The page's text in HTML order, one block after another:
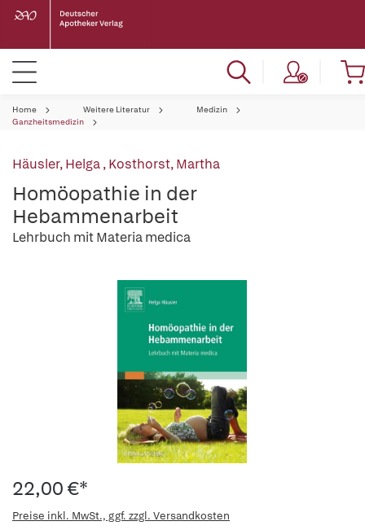
Home Weitere Literatur
Medizin
Ganzheitsmedizin
Häusler, Helga,Kosthorst, Martha
Homöopathie in der
Hebammenarbeit
Lehrbuch mit Materia medica
22,00 €*
Preise inkl. MwSt., ggf. zzgl. Versandkosten